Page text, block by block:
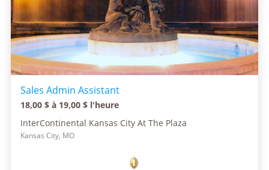
Sales Admin Assistant
18,00 $ à 19,00 $ l'heure
InterContinental Kansas City At The Plaza
Kansas City, MO